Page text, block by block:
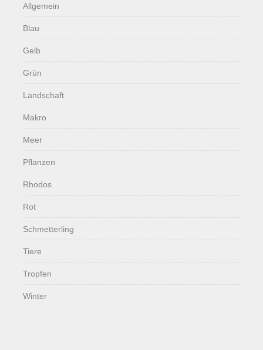
Allgemein
Blau
Gelb
Grün
Landschaft
Makro
Meer
Pflanzen
Rhodos
Rot
Schmetterling
Tiere
Tropfen
Winter